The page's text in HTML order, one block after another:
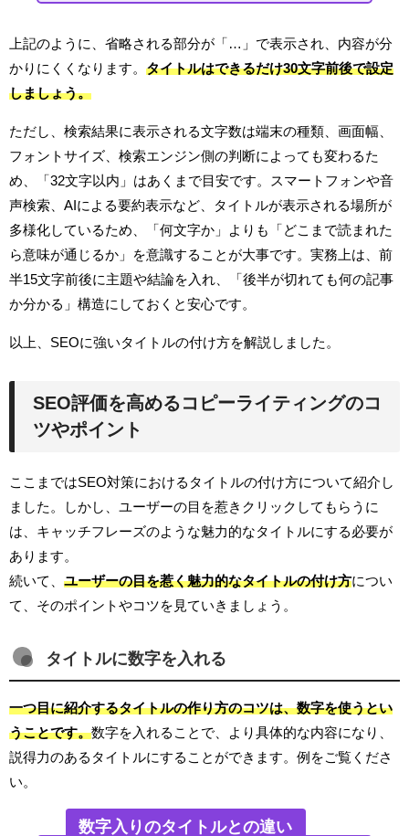
上記のように、省略される部分が「…」で表示され、内容が分
かりにくくなります。 タイトルはできるだけ30文字前後で設定
しましょう。
ただし、検索結果に表示される文字数は端末の種類、画面幅、
フォントサイズ、検索エンジン側の判断によっても変わるた
め、「32文字以内」はあくまで目安です。スマートフォンや音
声検索、AIによる要約表示など、タイトルが表示される場所が
多様化しているため、「何文字か」よりも「どこまで読まれた
ら意味が通じるか」を意識することが大事です。実務上は、前
半15文字前後に主題や結論を入れ、「後半が切れても何の記事
か分かる」構造にしておくと安心です。
以上、SEOに強いタイトルの付け方を解説しました。
SEO評価を高めるコピーライティングのコ
ツやポイント
ここまではSEO対策におけるタイトルの付け方について紹介し
ました。しかし、ユーザーの目を惹きクリックしてもらうに
は、キャッチフレーズのような魅力的なタイトルにする必要が
あります。
続いて、 ユーザーの目を惹く魅力的なタイトルの付け方につい
て、そのポイントやコツを見ていきましょう。
タイトルに数字を入れる
一つ目に紹介するタイトルの作り方のコツは、数字を使うとい
うことです。数字を入れることで、より具体的な内容になり、
説得力のあるタイトルにすることができます。例をご覧くださ
い。
数字入りのタイトルとの違い